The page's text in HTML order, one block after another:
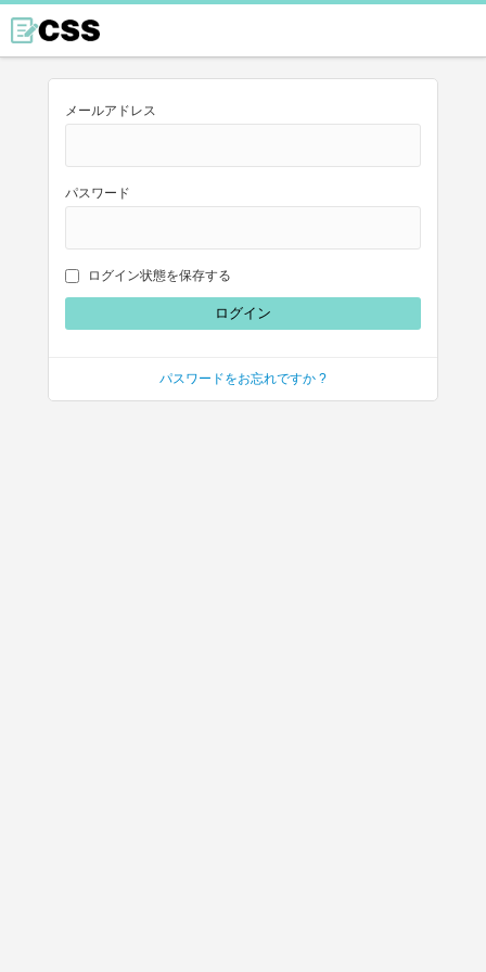
メールアドレス
パスワード
ログイン状態を保存する
パスワードをお忘れですか ?